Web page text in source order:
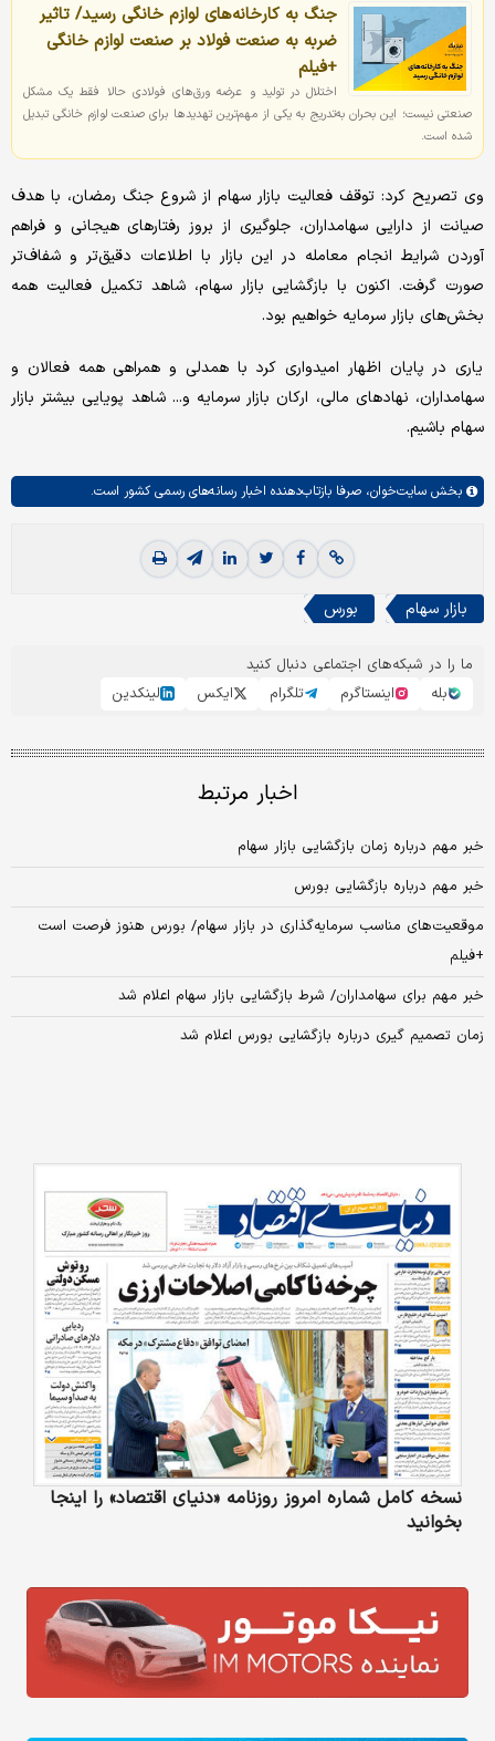
جنگ به کارخانه‌های لوازم خانگی رسید/ تاثیر
ضربه به صنعت فولاد بر صنعت لوازم خانگی
+فیلم
اختلال در تولید و عرضه ورق‌های فولادی حالا فقط یک مشکل
صنعتی نیست؛ این بحران به‌تدریج به یکی از مهم‌ترین تهدیدها برای صنعت لوازم خانگی تبدیل
شده است.
وی تصریح کرد: توقف فعالیت بازار سهام از شروع جنگ رمضان، با هدف
صیانت از دارایی سهامداران، جلوگیری از بروز رفتارهای هیجانی و فراهم
آوردن شرایط انجام معامله در این بازار با اطلاعات دقیق‌تر و شفاف‌تر
صورت‌ گرفت. اکنون با بازگشایی بازار سهام، شاهد تکمیل فعالیت همه
بخش‌های بازار سرمایه خواهیم بود.
یاری در پایان اظهار امیدواری کرد با همدلی و همراهی همه فعالان و
سهامداران، نهادهای مالی، ارکان بازار سرمایه و... شاهد پویایی بیشتر بازار
سهام باشیم.
بخش سایت‌خوان، صرفا بازتاب‌دهنده اخبار رسانه‌های رسمی کشور است.
بازار سهام بورس
ما را در شبکه‌های اجتماعی دنبال کنید
بله
اینستاگرم تلگرام ایکس لینکدین
اخبار مرتبط
خبر مهم درباره زمان بازگشایی بازار سهام
خبر مهم درباره بازگشایی بورس
موقعیت‌های مناسب سرمایه‌گذاری در بازار سهام/ بورس هنوز فرصت است
+فیلم
خبر مهم برای سهامداران/ شرط بازگشایی بازار سهام اعلام شد
زمان تصمیم‌ گیری درباره بازگشایی بورس اعلام شد
نسخه کامل شماره امروز روزنامه «دنیای‌ اقتصاد» را اینجا
بخوانید